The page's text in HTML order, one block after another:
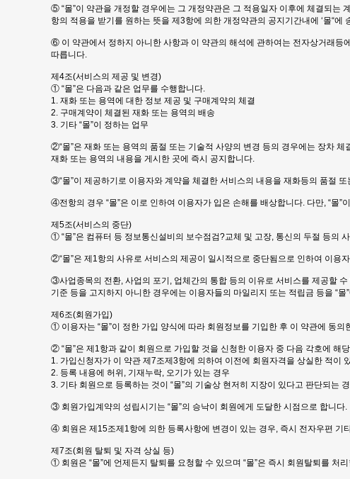
⑤ “몰”이 약관을 개정할 경우에는 그 개정약관은 그 적용일자 이후에 체결되는
항의 적용을 받기를 원하는 뜻을 제3항에 의한 개정약관의 공지기간내에 ‘몰“
⑥ 이 약관에서 정하지 아니한 사항과 이 약관의 해석에 관하여는 전자상거래등
따릅니다.
제4조(서비스의 제공 및 변경)
① “몰”은 다음과 같은 업무를 수행합니다.
1. 재화 또는 용역에 대한 정보 제공 및 구매계약의 체결
2. 구매계약이 체결된 재화 또는 용역의 배송
3. 기타 “몰”이 정하는 업무
②“몰”은 재화 또는 용역의 품절 또는 기술적 사양의 변경 등의 경우에는 장차
재화 또는 용역의 내용을 게시한 곳에 즉시 공지합니다.
③“몰”이 제공하기로 이용자와 계약을 체결한 서비스의 내용을 재화등의 품절
④전항의 경우 “몰”은 이로 인하여 이용자가 입은 손해를 배상합니다. 다만, “몰
제5조(서비스의 중단)
① “몰”은 컴퓨터 등 정보통신설비의 보수점검?교체 및 고장, 통신의 두절 등의
②“몰”은 제1항의 사유로 서비스의 제공이 일시적으로 중단됨으로 인하여 이용
③사업종목의 전환, 사업의 포기, 업체간의 통합 등의 이유로 서비스를 제공할
기준 등을 고지하지 아니한 경우에는 이용자들의 마일리지 또는 적립금 등을 “
제6조(회원가입)
① 이용자는 “몰”이 정한 가입 양식에 따라 회원정보를 기입한 후 이 약관에 동
② “몰”은 제1항과 같이 회원으로 가입할 것을 신청한 이용자 중 다음 각호에 해
1. 가입신청자가 이 약관 제7조제3항에 의하여 이전에 회원자격을 상실한 적이
2. 등록 내용에 허위, 기재누락, 오기가 있는 경우
3. 기타 회원으로 등록하는 것이 “몰”의 기술상 현저히 지장이 있다고 판단되는
③ 회원가입계약의 성립시기는 “몰”의 승낙이 회원에게 도달한 시점으로 합니다.
④ 회원은 제15조제1항에 의한 등록사항에 변경이 있는 경우, 즉시 전자우편 기
제7조(회원 탈퇴 및 자격 상실 등)
① 회원은 “몰”에 언제든지 탈퇴를 요청할 수 있으며 “몰”은 즉시 회원탈퇴를 처